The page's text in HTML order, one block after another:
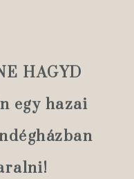
HAGYD
egy hazai